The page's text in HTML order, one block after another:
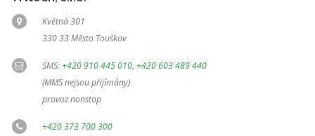
Květná 301
330 33 Město Touškov
SMS:+420 910 445 010, +420 603 489 440
(MMS nejsou přijímány)
provoz nonstop
+420 373 700 300